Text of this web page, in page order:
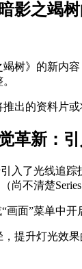
影之竭
树》的新内
推出的资料片
革新：
入了光线追
尚不清楚
画面”菜单中
提升灯光效